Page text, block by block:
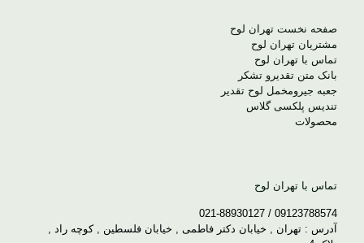
صفحه نخست تهران لوح
مشتریان تهران لوح
تماس با تهران لوح
بانک متن تقدیرو تشکر
جعبه جیرومخمل لوح تقدیر
تندیس پلکسی گلاس
محصولات
تماس با تهران لوح
09123788574 / 021-88930127
آدرس : تهران , خیابان دکتر فاطمی , خیابان فلسطین , کوچه راد ,